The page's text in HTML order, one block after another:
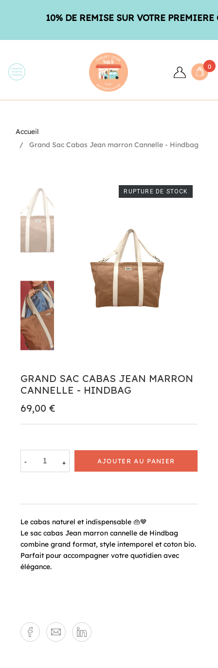
10% DE REMISE SUR VOTRE PREMIERE
0
Accueil
Grand Sac Cabas Jean marron Cannelle - Hindbag
RUPTURE DE STOCK
GRAND SAC CABAS JEAN MARRON
CANNELLE - HINDBAG
69,00 €
AJOUTER AU PANIER
Le cabas naturel et indispensable 👜🤎
Le sac cabas Jean marron cannelle de Hindbag
combine grand format, style intemporel et coton bio.
Parfait pour accompagner votre quotidien avec
élégance.